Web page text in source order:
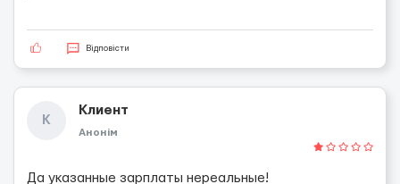
Відповісти
К
Клиент
Анонім
Да указанные зарплаты нереальные!